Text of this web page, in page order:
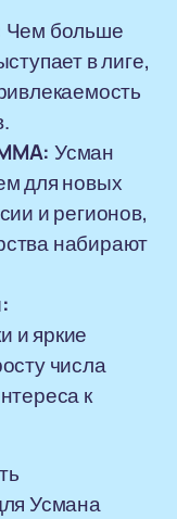
Чем больше
в лиге,
Усман
для новых
и регионов,
набирают
и яркие
числа
к
Усмана